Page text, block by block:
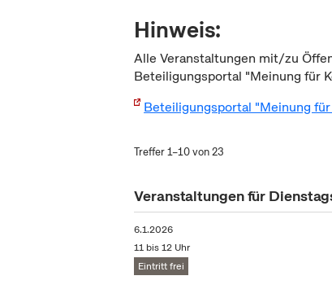
Hinweis:
Alle Veranstaltungen mit/zu
Beteiligungsportal "Meinung für
Beteiligungsportal "Meinung für
Treffer 1–10 von 23
Veranstaltungen für
6.1.2026
11 bis 12 Uhr
Eintritt frei